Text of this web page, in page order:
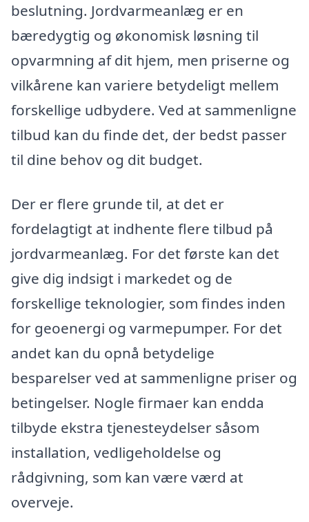
beslutning. Jordvarmeanlæg er en
bæredygtig og økonomisk løsning til
opvarmning af dit hjem, men priserne og
vilkårene kan variere betydeligt mellem
forskellige udbydere. Ved at sammenligne
tilbud kan du finde det, der bedst passer
til dine behov og dit budget.
Der er flere grunde til, at det er
fordelagtigt at indhente flere tilbud på
jordvarmeanlæg. For det første kan det
give dig indsigt i markedet og de
forskellige teknologier, som findes inden
for geoenergi og varmepumper. For det
andet kan du opnå betydelige
besparelser ved at sammenligne priser og
betingelser. Nogle firmaer kan endda
tilbyde ekstra tjenesteydelser såsom
installation, vedligeholdelse og
rådgivning, som kan være værd at
overveje.